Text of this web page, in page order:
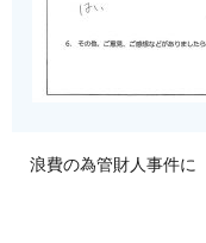
浪費の為管財人事件に